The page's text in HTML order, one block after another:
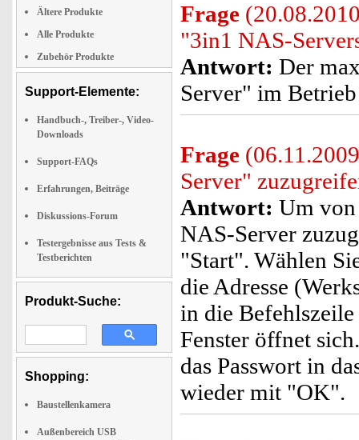
Ältere Produkte
Alle Produkte
Zubehör Produkte
Support-Elemente:
Handbuch-, Treiber-, Video-
Downloads
Support-FAQs
Erfahrungen, Beiträge
Diskussions-Forum
Testergebnisse aus Tests &
Testberichten
Produkt-Suche:
Shopping:
Baustellenkamera
Außenbereich USB
Frage
"3in1 NAS-
Antwort: Der
Server" im
Frage
Server"
Antwort: Um von
NAS-Server
"Start". Wählen
die Adresse
in die
Fenster öffnet
das Passwort in
wieder mit "OK".